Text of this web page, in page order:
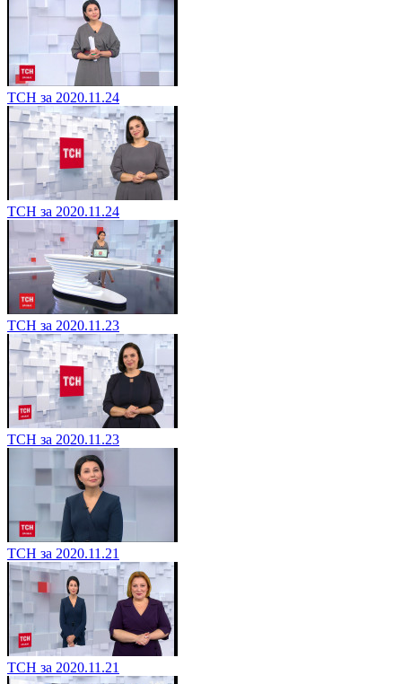
ТСН за 2020.11.24
ТСН за 2020.11.24
ТСН за 2020.11.23
ТСН за 2020.11.23
ТСН за 2020.11.21
ТСН за 2020.11.21